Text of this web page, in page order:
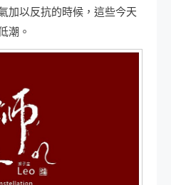
加以反抗的時候，這些今天
潮。